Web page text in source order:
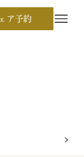
ア予約